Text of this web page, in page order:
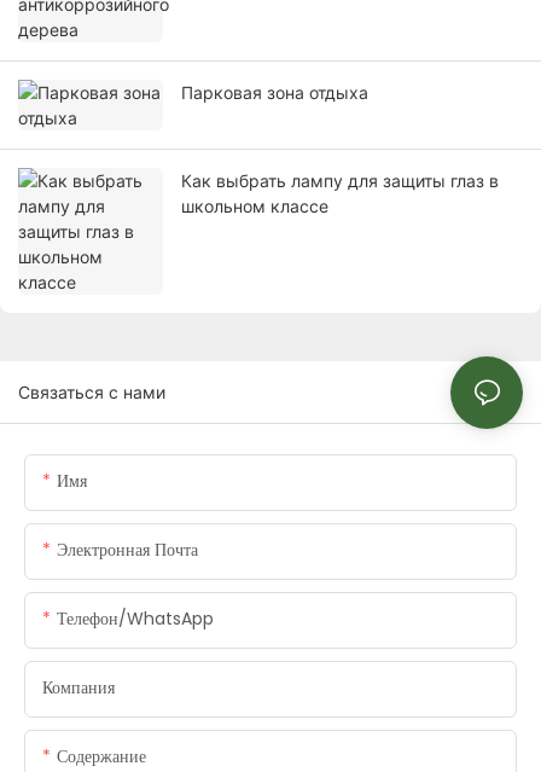
Парковая зона отдыха
Как выбрать лампу для защиты глаз в
школьном классе
Связаться с нами
Имя
Электронная Почта
Телефон/WhatsApp
Компания
Содержание